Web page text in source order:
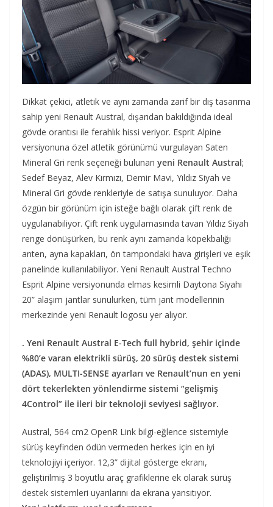
Dikkat çekici, atletik ve aynı zamanda zarif bir dış tasarıma
sahip yeni Renault Austral, dışarıdan bakıldığında ideal
gövde orantısı ile ferahlık hissi veriyor. Esprit Alpine
versiyonuna özel atletik görünümü vurgulayan Saten
Mineral Gri renk seçeneği bulunan yeni Renault Austral;
Sedef Beyaz, Alev Kırmızı, Demir Mavi, Yıldız Siyah ve
Mineral Gri gövde renkleriyle de satışa sunuluyor. Daha
özgün bir görünüm için isteğe bağlı olarak çift renk de
uygulanabiliyor. Çift renk uygulamasında tavan Yıldız Siyah
renge dönüşürken, bu renk aynı zamanda köpekbalığı
anten, ayna kapakları, ön tampondaki hava girişleri ve eşik
panelinde kullanılabiliyor. Yeni Renault Austral Techno
Esprit Alpine versiyonunda elmas kesimli Daytona Siyahı
20” alaşım jantlar sunulurken, tüm jant modellerinin
merkezinde yeni Renault logosu yer alıyor.
. Yeni Renault Austral E-Tech full hybrid, şehir içinde
%80’e varan elektrikli sürüş, 20 sürüş destek sistemi
(ADAS), MULTI-SENSE ayarları ve Renault’nun en yeni
dört tekerlekten yönlendirme sistemi “gelişmiş
4Control” ile ileri bir teknoloji seviyesi sağlıyor.
Austral, 564 cm2 OpenR Link bilgi-eğlence sistemiyle
sürüş keyfinden ödün vermeden herkes için en iyi
teknolojiyi içeriyor. 12,3” dijital gösterge ekranı,
geliştirilmiş 3 boyutlu araç grafiklerine ek olarak sürüş
destek sistemleri uyarılarını da ekrana yansıtıyor.